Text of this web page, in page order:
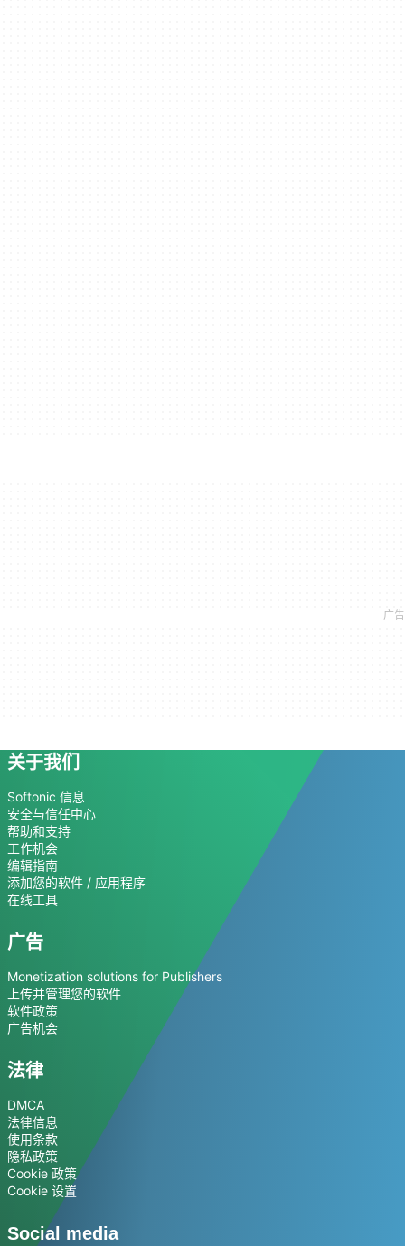
关于我们
Softonic 信息
安全与信任中心
帮助和支持
工作机会
编辑指南
添加您的软件 / 应用程序
在线工具
广告
Monetization solutions for Publishers
上传并管理您的软件
软件政策
广告机会
法律
DMCA
法律信息
使用条款
隐私政策
Cookie 政策
Cookie 设置
Social media